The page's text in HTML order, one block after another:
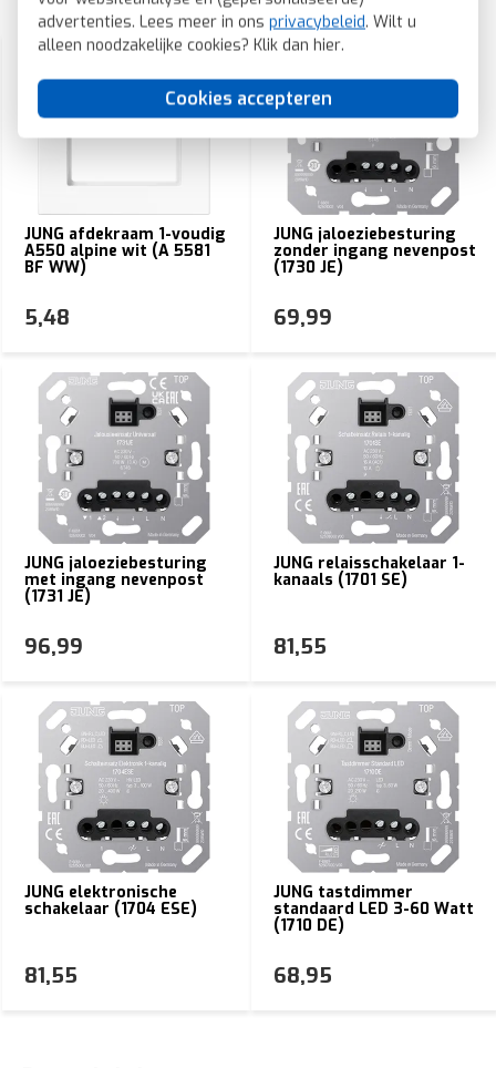
advertenties. Lees meer in ons privacybeleid. Wilt u
alleen noodzakelijke cookies? Klik dan hier.
Cookies accepteren
Gerelateerde producten
JUNG afdekraam 1-voudig
A550 alpine wit (A 5581
BF WW)
5,48
JUNG jaloeziebesturing
zonder ingang nevenpost
(1730 JE)
69,99
JUNG jaloeziebesturing
met ingang nevenpost
(1731 JE)
96,99
JUNG relaisschakelaar 1-
kanaals (1701 SE)
81,55
JUNG elektronische
schakelaar (1704 ESE)
81,55
JUNG tastdimmer
standaard LED 3-60 Watt
(1710 DE)
68,95